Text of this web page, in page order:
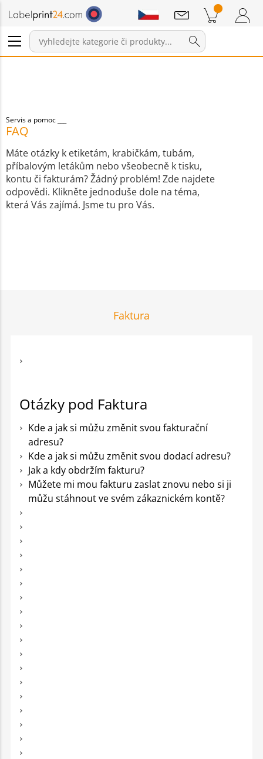
Položky v košíku Nákupní Košík
Sdělení
Servis a pomoc
FAQ
Máte otázky k etiketám, krabičkám, tubám,
příbalovým letákům nebo všeobecně k tisku,
kontu či fakturám? Žádný problém! Zde najdete
odpovědi. Klikněte jednoduše dole na téma,
která Vás zajímá. Jsme tu pro Vás.
Faktura
Otázky pod Faktura
Kde a jak si můžu změnit svou fakturační
adresu?
Kde a jak si můžu změnit svou dodací adresu?
Jak a kdy obdržím fakturu?
Můžete mi mou fakturu zaslat znovu nebo si ji
můžu stáhnout ve svém zákaznickém kontě?